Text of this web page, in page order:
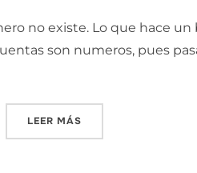
no existe. Lo que hace
son numeros, pues
LEER MÁS